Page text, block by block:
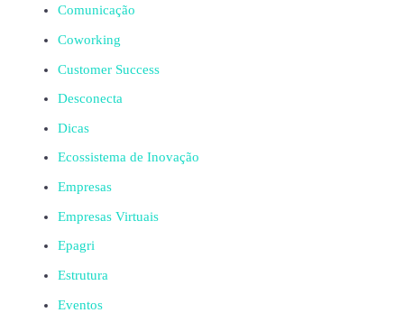
Comunicação
Coworking
Customer Success
Desconecta
Dicas
Ecossistema de Inovação
Empresas
Empresas Virtuais
Epagri
Estrutura
Eventos